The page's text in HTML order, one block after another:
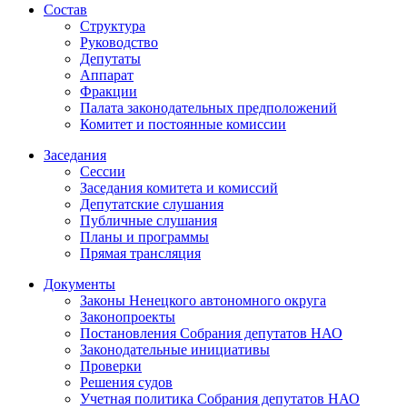
Состав
Структура
Руководство
Депутаты
Аппарат
Фракции
Палата законодательных предположений
Комитет и постоянные комиссии
Заседания
Сессии
Заседания комитета и комиссий
Депутатские слушания
Публичные слушания
Планы и программы
Прямая трансляция
Документы
Законы Ненецкого автономного округа
Законопроекты
Постановления Собрания депутатов НАО
Законодательные инициативы
Проверки
Решения судов
Учетная политика Собрания депутатов НАО